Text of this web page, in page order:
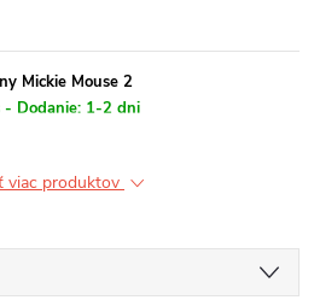
Mickie Mouse 2
- Dodanie: 1-2 dni
viac produktov